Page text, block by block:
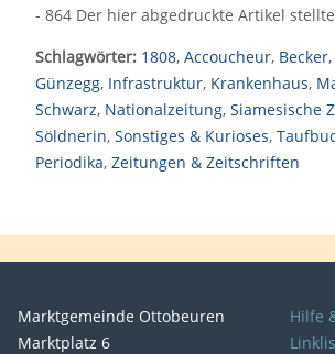
- 864 Der hier abgedruckte Artikel
Schlagwörter: 1808, Accoucheur, Becker,
Günzegg, Infrastruktur, Krankenhaus,
Schwarz, Nationalzeitung, Siamesische
Söldnerin, Sonstiges & Kurioses,
Periodika, Zeitungen & Zeitschriften
Marktgemeinde Ottobeuren
Marktplatz 6
Hilfe